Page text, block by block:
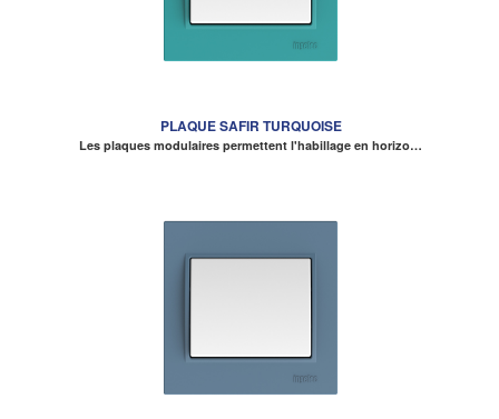
PLAQUE SAFIR TURQUOISE
Les plaques modulaires permettent l'habillage en horizo…